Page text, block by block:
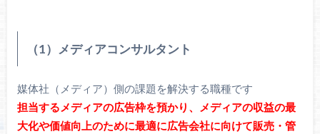
（1）メディアコンサルタント
媒体社（メディア）側の課題を解決する職種です
担当するメディアの広告枠を預かり、メディアの収益の最
大化や価値向上のために最適に広告会社に向けて販売・管